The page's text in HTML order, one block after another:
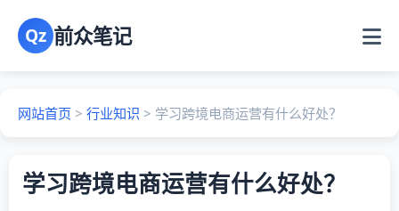
Qz 前众笔记
网站首页 > 行业知识 > 学习跨境电商运营有什么好处？
学习跨境电商运营有什么好处？